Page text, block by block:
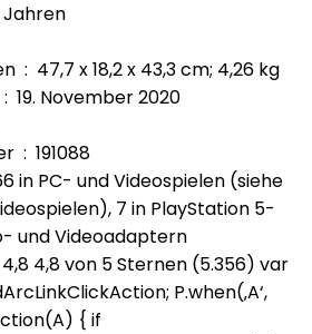
: ‎ Ab 6 Jahren
Produktabmessungen ‏ : ‎ 47,7 x 18,2 x 43,3 cm; 4,26 kg
Erscheinungsdatum ‏ : ‎ 19. November 2020
Artikelmodellnummer ‏ : ‎ 191088
in PC- und Videospielen (siehe
7 in PlayStation 5-
und Videoadaptern
4,8 von 5 Sternen (5.356) var
P.when(‚A‘,
{ if